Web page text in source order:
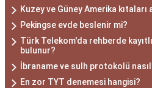
Kuzey ve Güney Amerika
Pekingse evde beslenir mi?
Türk Telekom'da rehberde
bulunur?
İbraname ve sulh protokolü nasıl
En zor TYT denemesi hangisi?